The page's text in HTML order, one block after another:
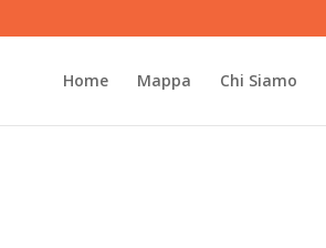
Home Mappa Chi Siamo